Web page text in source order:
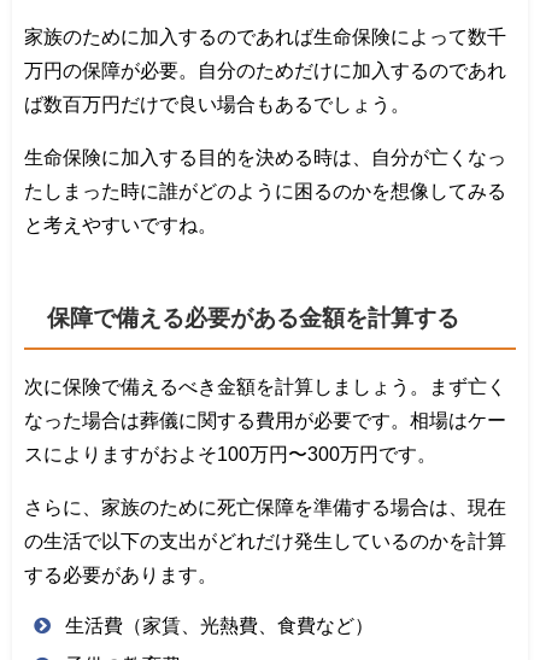
家族のために加入するのであれば生命保険によって数千
万円の保障が必要。自分のためだけに加入するのであれ
ば数百万円だけで良い場合もあるでしょう。
生命保険に加入する目的を決める時は、自分が亡くなっ
たしまった時に誰がどのように困るのかを想像してみる
と考えやすいですね。
保障で備える必要がある金額を計算する
次に保険で備えるべき金額を計算しましょう。まず亡く
なった場合は葬儀に関する費用が必要です。相場はケー
スによりますがおよそ100万円〜300万円です。
さらに、家族のために死亡保障を準備する場合は、現在
の生活で以下の支出がどれだけ発生しているのかを計算
する必要があります。
生活費（家賃、光熱費、食費など）